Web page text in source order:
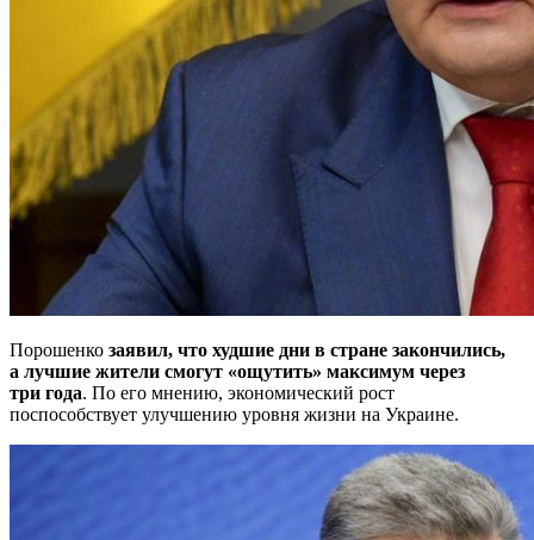
Порошенко заявил, что худшие дни в стране закончились,
а лучшие жители смогут «ощутить» максимум через
три года. По его мнению, экономический рост
поспособствует улучшению уровня жизни на Украине.